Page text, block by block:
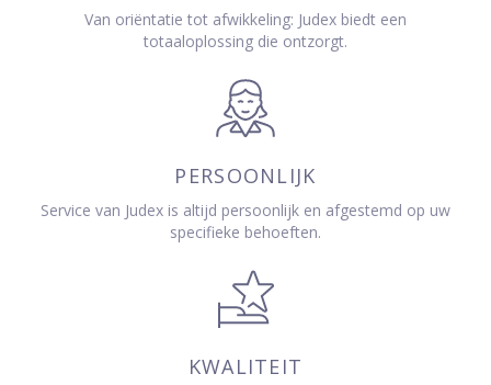
Van oriëntatie tot afwikkeling: Judex biedt een
totaaloplossing die ontzorgt.
PERSOONLIJK
Service van Judex is altijd persoonlijk en afgestemd op uw
specifieke behoeften.
KWALITEIT